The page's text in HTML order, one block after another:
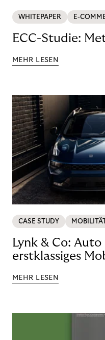
WHITEPAPER E-
ECC-Studie:
MEHR LESEN
CASE STUDY
Lynk & Co:
erstklassiges
MEHR LESEN